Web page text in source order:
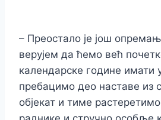
– Преостало је још
верујем да ћемо већ
календарске године имати
пребацимо део наставе из
објекат и тиме